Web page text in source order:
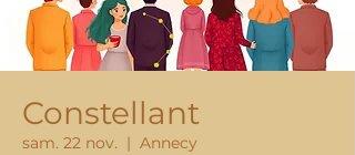
Constellant
sam. 22 nov.
  |
Annecy